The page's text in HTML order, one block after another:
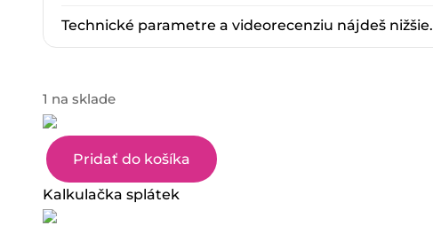
Technické parametre a videorecenziu nájdeš nižšie.
1 na sklade
Pridať do košíka
Kalkulačka splátek